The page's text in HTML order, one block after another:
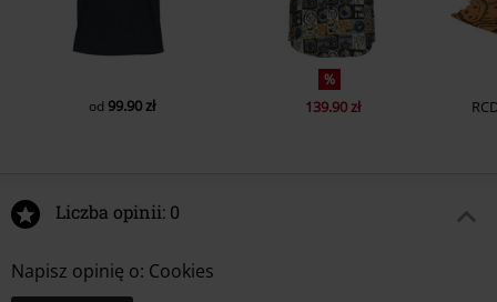
od 99.90 zł
%
139.90 zł
Liczba opinii: 0
Napisz opinię o: Cookies